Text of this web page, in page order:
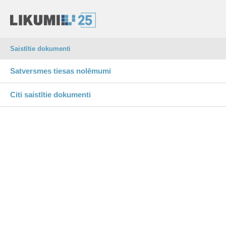
Saistītie dokumenti
Satversmes tiesas nolēmumi
Citi saistītie dokumenti